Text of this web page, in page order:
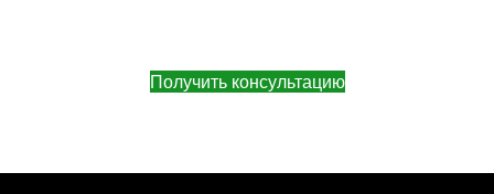
Получить консультацию